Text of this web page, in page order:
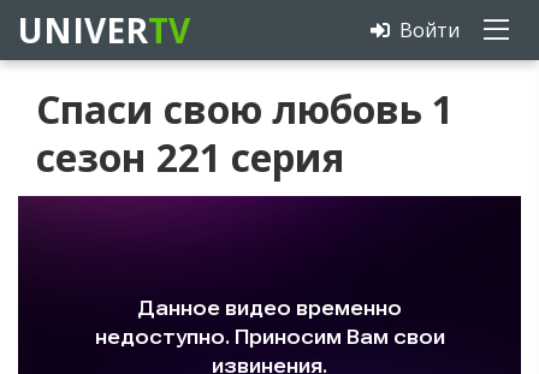
UNIVERTV Войти
Спаси свою любовь 1
сезон 221 серия